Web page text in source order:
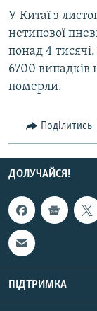
Усі сайти
У Китаї з
нетипової
понад 4 тисячі.
6700 випадків
померли.
Поділитись
ДОЛУЧАЙСЯ!
ПІДТРИМКА